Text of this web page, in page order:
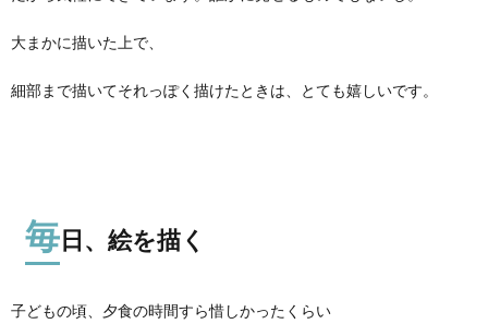
大まかに描いた上で、
細部まで描いてそれっぽく描けたときは、とても嬉しいです。
毎日、絵を描く
子どもの頃、夕食の時間すら惜しかったくらい